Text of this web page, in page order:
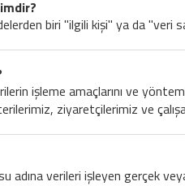
biri "ilgili kişi" ya da "veri
işleme amaçlarını ve
ziyaretçilerimiz ve
adına verileri işleyen gerçek